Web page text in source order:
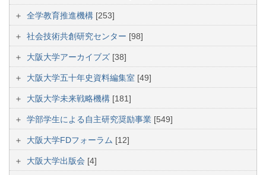
全学教育推進機構 [253]
社会技術共創研究センター [98]
大阪大学アーカイブズ [38]
大阪大学五十年史資料編集室 [49]
大阪大学未来戦略機構 [181]
学部学生による自主研究奨励事業 [549]
大阪大学FDフォーラム [12]
大阪大学出版会 [4]